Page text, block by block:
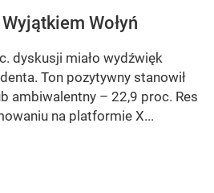
Wołyń
dyskusji miało wydźwięk
Ton pozytywny stanowił
ambiwalentny – 22,9 proc. Res
na platformie X...